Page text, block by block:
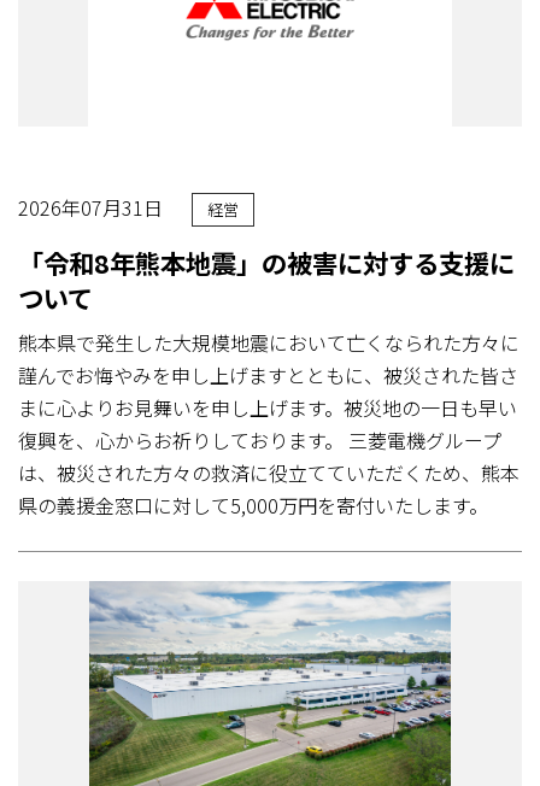
2026年07月31日 経営
「令和8年熊本地震」の被害に対する支援に
ついて
熊本県で発生した大規模地震において亡くなられた方々に
謹んでお悔やみを申し上げますとともに、被災された皆さ
まに心よりお見舞いを申し上げます。被災地の一日も早い
復興を、心からお祈りしております。 三菱電機グループ
は、被災された方々の救済に役立てていただくため、熊本
県の義援金窓口に対して5,000万円を寄付いたします。